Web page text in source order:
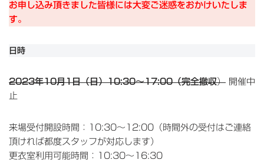
お申し込み頂きました皆様には大変ご迷惑をおかけいたしま
す。
日時
2023年10月1日（日）10:30～17:00（完全撤収） 開催中
止
来場受付開設時間：10:30～12:00（時間外の受付はご連絡
頂ければ都度スタッフが対応します）
更衣室利用可能時間：10:30～16:30